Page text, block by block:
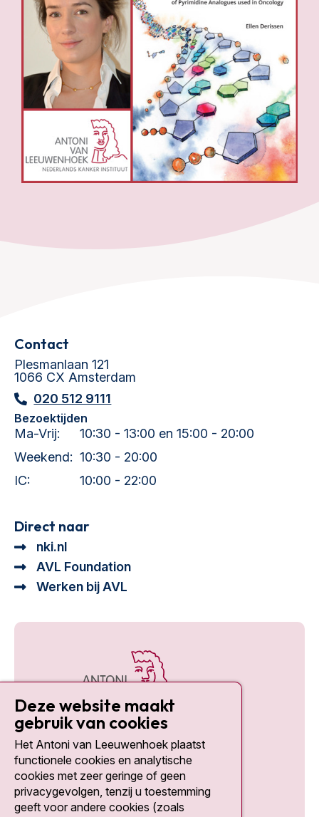
Contact
Plesmanlaan 121
1066 CX Amsterdam
020 512 9111
Bezoektijden
Ma-Vrij:
10:30 - 13:00 en 15:00 - 20:00
Weekend: 10:30 - 20:00
IC:
10:00 - 22:00
Direct naar
nki.nl
AVL Foundation
Werken bij AVL
Social media
Deze website maakt
gebruik van cookies
Het Antoni van Leeuwenhoek plaatst
functionele cookies en analytische
cookies met zeer geringe of geen
privacygevolgen, tenzij u toestemming
geeft voor andere cookies (zoals